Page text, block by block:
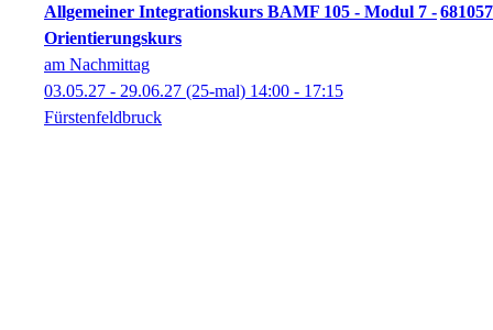
Allgemeiner Integrationskurs BAMF 105 - Modul 7 -
Orientierungskurs
681057
am Nachmittag
03.05.27 - 29.06.27 (25-mal) 14:00 - 17:15
Fürstenfeldbruck